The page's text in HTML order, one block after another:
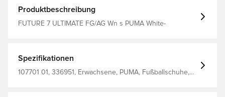
Produktbeschreibung
FUTURE 7 ULTIMATE FG/AG Wn s PUMA White-
Spezifikationen
107701 01, 336951, Erwachsene, PUMA, Fußballschuhe,